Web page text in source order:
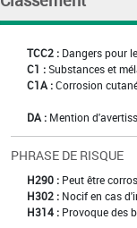
TCC2 : Dangers pour
C1 :Substances et
C1A :Corrosion
DA : Mention
PHRASE DE RISQUE
H290 : Peut être
H302 : Nocif en cas
H314 : Provoque des